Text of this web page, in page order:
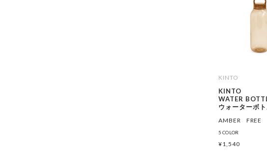
KINTO
KINTO
WATER
ウォーターボ
AMBER FREE
5 COLOR
¥1,540